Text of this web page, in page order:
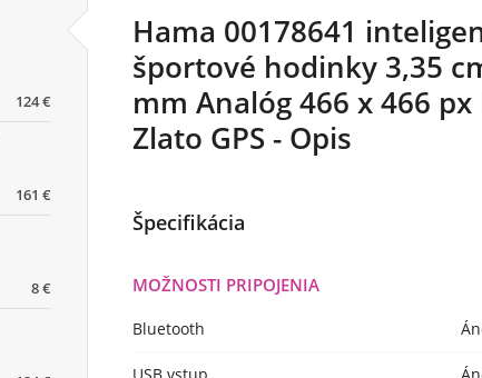
Hama 00178641
športové hodinky 3,35
mm Analóg 466 x 466
Zlato GPS - Opis
Špecifikácia
MOŽNOSTI PRIPOJENIA
Bluetooth
124 €
161 €
8 €